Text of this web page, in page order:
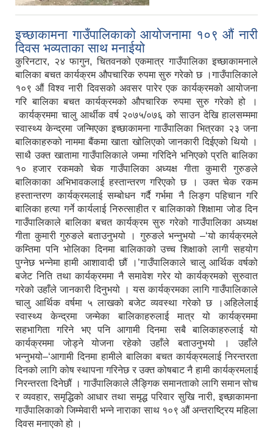
इच्छाकामना गाउँपालिकाको आयोजनामा १०९ औं नारी
दिवस भव्यताका साथ मनाईयो
कुरिनटार, २४ फागुन, चितवनको एकमात्र गाउँपालिका इच्छाकामनाले
बालिका बचत कार्यक्रम औपचारिक रुपमा सुरु गरेको छ ।गाउँपालिकाले
१०९ औं विश्व नारी दिवसको अवसर पारेर एक कार्यक्रमको आयोजना
गरि बालिका बचत कार्यक्रमको औपचारिक रुपमा सुरु गरेको हो ।
कार्यक्रममा चालु आर्थीक वर्ष २०७५/०७६ को साउन देखि हालसम्ममा
स्वास्थ्य केन्द्रमा जन्मिएका इच्छाकामना गाउँपालिका भित्रका २३ जना
बालिकाहरुको नाममा बैंकमा खाता खोलिएको जानकारी दिईएको थियो ।
साथै उक्त खातामा गाउँपालिकाले जम्मा गरिदिने भनिएको प्रति बालिका
१० हजार रकमको चेक गाउँपालिका अध्यक्ष गीता कुमारी गुरुङले
बालिकाका अभिभावकलाई हस्तान्तरण गरिएको छ । उक्त चेक रकम
हस्तान्तरण कार्यक्रमलाई सम्बोधन गर्दै गर्भमा नै लिङ्ग पहिचान गरि
बालिका हत्या गर्ने कार्यलाई निरुत्साहीत र बालिकाको शिक्षामा जोड दिन
गाउँपालिकाले बालिका बचत कार्यक्रम सुरु गरेको गाउँपालिका अध्यक्ष
गीता कुमारी गुरुङले बताउनुभयो । गुरुङले भन्नुभयो –‘यो कार्यक्रमले
कम्तिमा पनि भोलिका दिनमा बालिकाको उच्च शिक्षाको लागी सहयोग
पुग्नेछ भन्नेमा हामी आशावादी छौं ।’गाउँपालिकाले चालु आर्थिक वर्षको
बजेट निति तथा कार्यक्रममा नै समावेश गरेर यो कार्यक्रमको सुरुवात
गरेको उहाँले जानकारी दिनुभयो । यस कार्यक्रमका लागि गाउँपालिकाले
चालु आर्थिक वर्षमा ५ लाखको बजेट व्यवस्था गरेको छ ।अहिलेलाई
स्वास्थ्य केन्द्रमा जन्मेका बालिकाहरुलाई मात्र यो कार्यक्रममा
सहभागिता गरिने भए पनि आगामी दिनमा सबै बालिकाहरुलाई यो
कार्यक्रममा जोड्ने योजना रहेको उहाँले बताउनुभयो । उहाँले
भन्नुभयो–‘आगामी दिनमा हामीले बालिका बचत कार्यक्रमलाई निरन्तरता
दिनको लागि कोष स्थापना गरिनेछ र उक्त कोषबाट नै हामी कार्यक्रमलाई
निरन्तरता दिनेछौं । गाउँपालिकाले लैङ्गिक समानताको लागि समान सोच
र व्यवहार, समृद्धिको आधार तथा समृद्ध परिवार सुखि नारी, इच्छाकामना
गाउँपालिकाको जिम्मेवारी भन्ने नाराका साथ १०९ औं अन्तराष्ट्रिय महिला
दिवस मनाएको हो ।